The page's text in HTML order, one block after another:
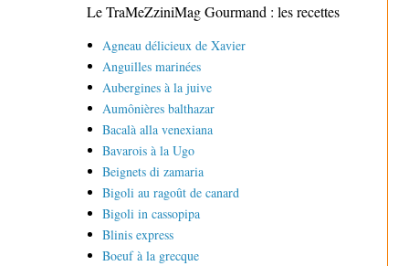
Le TraMeZziniMag Gourmand : les recettes
Agneau délicieux de Xavier
Anguilles marinées
Aubergines à la juive
Aumônières balthazar
Bacalà alla venexiana
Bavarois à la Ugo
Beignets di zamaria
Bigoli au ragoût de canard
Bigoli in cassopipa
Blinis express
Boeuf à la grecque